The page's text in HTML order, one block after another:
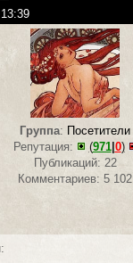
Группа: Посетители
Репутация:
(971| 0)
Публикаций: 22
Комментариев: 5 102